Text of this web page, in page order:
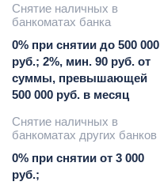
Снятие наличных в
банкоматах банка
0% при снятии до 500 000
руб.; 2%, мин. 90 руб. от
суммы, превышающей
500 000 руб. в месяц
Снятие наличных в
банкоматах других банков
0% при снятии от 3 000
руб.;